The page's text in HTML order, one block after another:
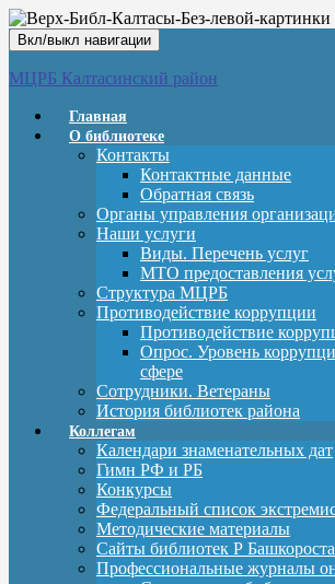
Вкл/выкл навигации
МЦРБ Калтасинский район
Главная
О библиотеке
Контакты
Контактные данные
Обратная связь
Органы управления
Наши услуги
Виды. Перечень услуг
МТО предоставления
Структура МЦРБ
Противодействие коррупции
Противодействие
Опрос. Уровень
сфере
Сотрудники. Ветераны
История библиотек района
Коллегам
Календари знаменательных дат
Гимн РФ и РБ
Конкурсы
Федеральный список
Методические материалы
Сайты библиотек Р
Профессиональные журналы